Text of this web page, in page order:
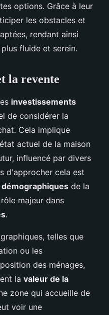
options. Grâce à leur
les obstacles et
rendant ainsi
fluide et serein.
la revente
investissements
de considérer la
Cela implique
actuel de la maison
influencé par divers
d'approcher cela est
de la
majeur dans
.
telles que
ou les
des ménages,
la valeur de la
zone qui accueille de
voir une